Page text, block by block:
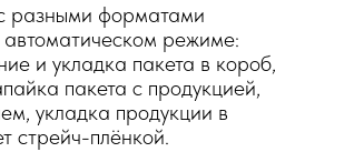
разными форматами
автоматическом режиме:
и укладка пакета в короб,
пакета с продукцией,
укладка продукции в
стрейч-плёнкой.